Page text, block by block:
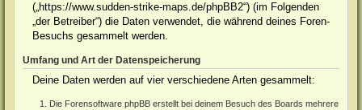
(„https://www.sudden-strike-maps.de/phpBB2“) (im Folgenden
„der Betreiber“) die Daten verwendet, die während deines Foren-
Besuchs gesammelt werden.
Umfang und Art der Datenspeicherung
Deine Daten werden auf vier verschiedene Arten gesammelt:
Die Forensoftware phpBB erstellt bei deinem Besuch des Boards mehrere